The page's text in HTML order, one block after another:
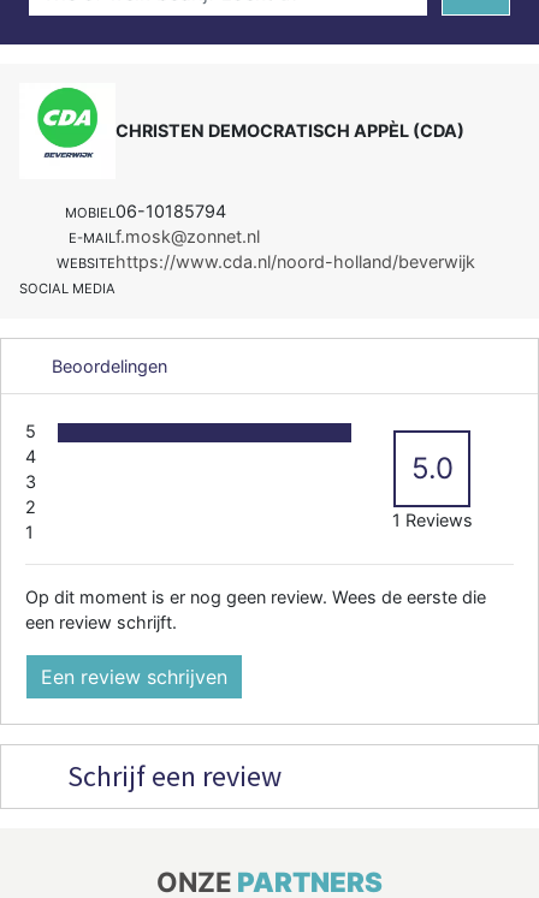
CHRISTEN DEMOCRATISCH APPÈL (CDA)
MOBIEL06-10185794
E-MAILf.mosk@zonnet.nl
WEBSITEhttps://www.cda.nl/noord-holland/beverwijk
SOCIAL MEDIA
Beoordelingen
5
4
3
2
1
5.0
1 Reviews
Op dit moment is er nog geen review. Wees de eerste die
een review schrijft.
Een review schrijven
Schrijf een review
ONZE PARTNERS